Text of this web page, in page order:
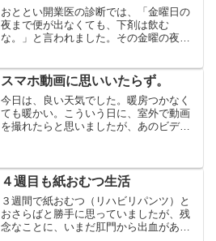
おととい開業医の診断では、「金曜日の
夜まで便が出なくても、下剤は飲む
な。」と言われました。その金曜の夜が
「摘便をすると、大腸の腸壁が傷つくの
で、便がなくとも、便がでそうな...
スマホ動画に思いいたらず。
今日は、良い天気でした。暖房つかなく
ても暖かい。こういう日に、室外で動画
を撮れたらと思いましたが、あのビデオ
カメラをパソコンにつなぎましたが、や
っぱりパソコンが認識しま...
４週目も紙おむつ生活
３週間で紙おむつ（リハビリパンツ）と
おさらばと勝手に思っていましたが、残
念なことに、いまだ肛門から出血があ